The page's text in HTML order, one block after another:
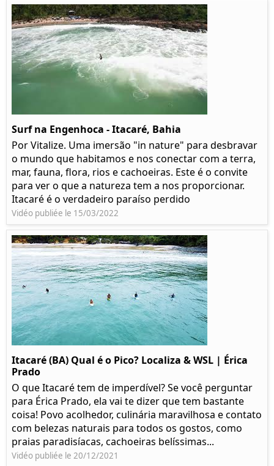
Surf na Engenhoca - Itacaré, Bahia
Por Vitalize. Uma imersão "in nature" para desbravar
o mundo que habitamos e nos conectar com a terra,
mar, fauna, flora, rios e cachoeiras. Este é o convite
para ver o que a natureza tem a nos proporcionar.
Itacaré é o verdadeiro paraíso perdido
Vidéo publiée le 15/03/2022
Itacaré (BA) Qual é o Pico? Localiza & WSL | Érica
Prado​
O que Itacaré tem de imperdível? Se você perguntar
para Érica Prado, ela vai te dizer que tem bastante
coisa!​ Povo acolhedor, culinária maravilhosa e contato
com belezas naturais para todos os gostos, como
praias paradisíacas, cachoeiras belíssimas...
Vidéo publiée le 20/12/2021